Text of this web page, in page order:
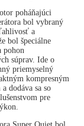
poháňajúci
bol vybraný
a
bol špeciálne
pohon
súprav. Ide o
priemyselný
kompresným
dodáva sa so
pre